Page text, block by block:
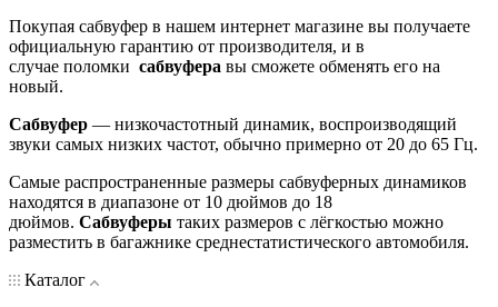
Покупая сабвуфер в нашем интернет магазине вы получаете
официальную гарантию от производителя, и в
случае поломки сабвуфера вы сможете обменять его на
новый.
Сабвуфер — низкочастотный динамик, воспроизводящий
звуки самых низких частот, обычно примерно от 20 до 65 Гц.
Самые распространенные размеры сабвуферных динамиков
находятся в диапазоне от 10 дюймов до 18
дюймов. Сабвуферы таких размеров с лёгкостью можно
разместить в багажнике среднестатистического автомобиля.
Каталог